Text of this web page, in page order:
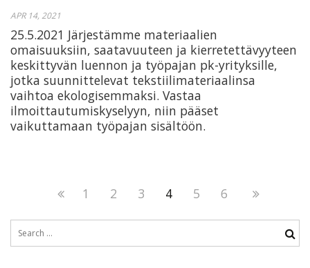
APR 14, 2021
25.5.2021 Järjestämme materiaalien
omaisuuksiin, saatavuuteen ja kierretettävyyteen
keskittyvän luennon ja työpajan pk-yrityksille,
jotka suunnittelevat tekstiilimateriaalinsa
vaihtoa ekologisemmaksi. Vastaa
ilmoittautumiskyselyyn, niin pääset
vaikuttamaan työpajan sisältöön.
Posts
navigation
Previous
page
Page
1 Page
2 Page
3 Page
4 Page
5 Page
6
Next
page
Search